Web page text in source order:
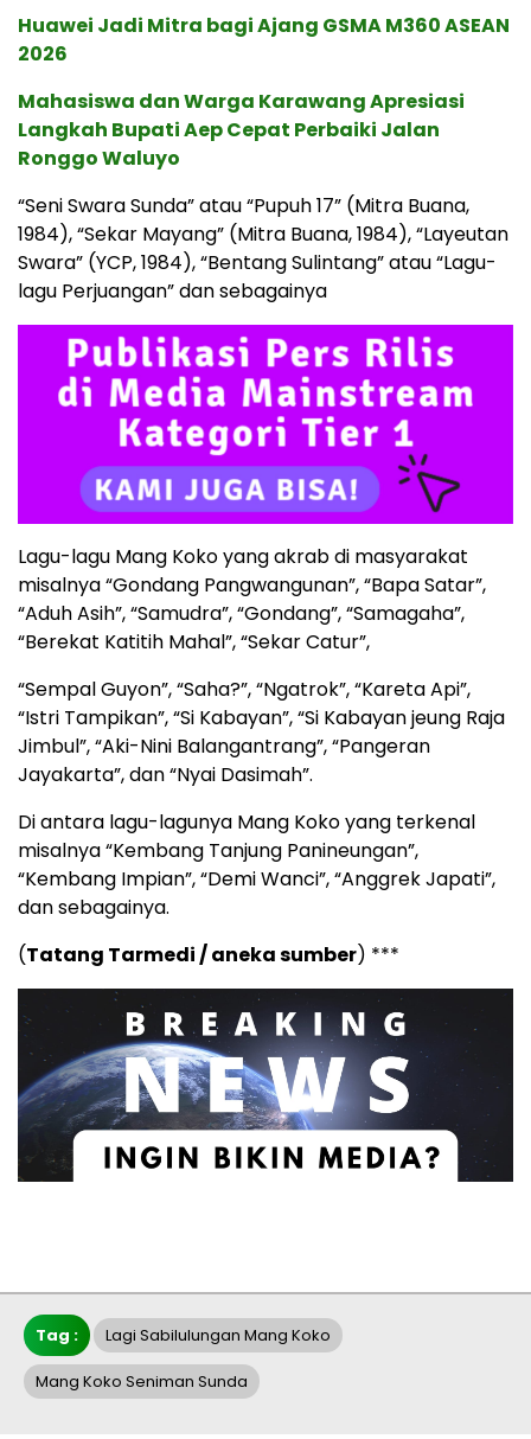
Huawei Jadi Mitra bagi Ajang GSMA M360 ASEAN
2026
Mahasiswa dan Warga Karawang Apresiasi
Langkah Bupati Aep Cepat Perbaiki Jalan
Ronggo Waluyo
“Seni Swara Sunda” atau “Pupuh 17” (Mitra Buana,
1984), “Sekar Mayang” (Mitra Buana, 1984), “Layeutan
Swara” (YCP, 1984), “Bentang Sulintang” atau “Lagu-
lagu Perjuangan” dan sebagainya
Lagu-lagu Mang Koko yang akrab di masyarakat
misalnya “Gondang Pangwangunan”, “Bapa Satar”,
“Aduh Asih”, “Samudra”, “Gondang”, “Samagaha”,
“Berekat Katitih Mahal”, “Sekar Catur”,
“Sempal Guyon”, “Saha?”, “Ngatrok”, “Kareta Api”,
“Istri Tampikan”, “Si Kabayan”, “Si Kabayan jeung Raja
Jimbul”, “Aki-Nini Balangantrang”, “Pangeran
Jayakarta”, dan “Nyai Dasimah”.
Di antara lagu-lagunya Mang Koko yang terkenal
misalnya “Kembang Tanjung Panineungan”,
“Kembang Impian”, “Demi Wanci”, “Anggrek Japati”,
dan sebagainya.
(Tatang Tarmedi / aneka sumber) ***
Tag : Lagi Sabilulungan Mang Koko
Mang Koko Seniman Sunda